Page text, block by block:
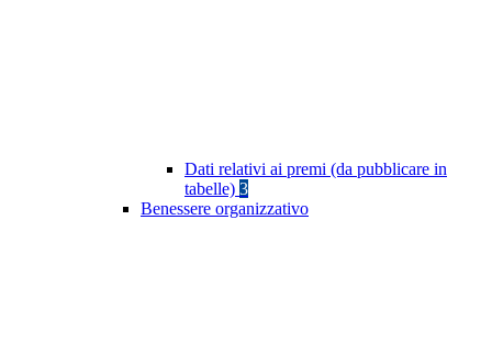
Dati relativi ai premi (da pubblicare in
tabelle) 3
Benessere organizzativo